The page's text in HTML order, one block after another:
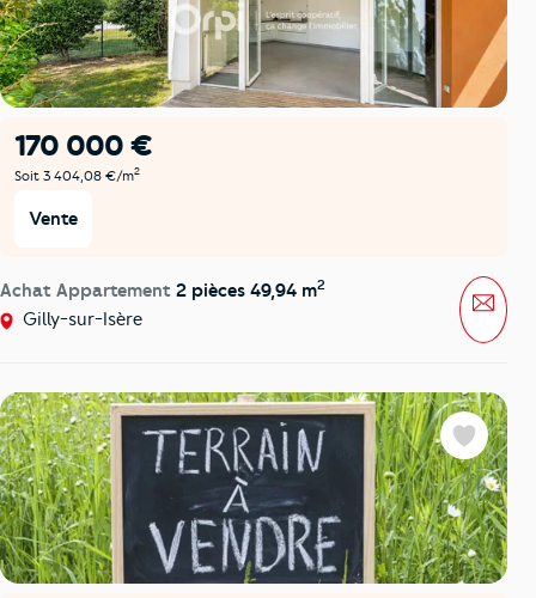
170 000 €
Soit 3 404,08 €/m2
Vente
Achat Appartement 2 pièces 49,94 m2
Gilly-sur-Isère
Favoris